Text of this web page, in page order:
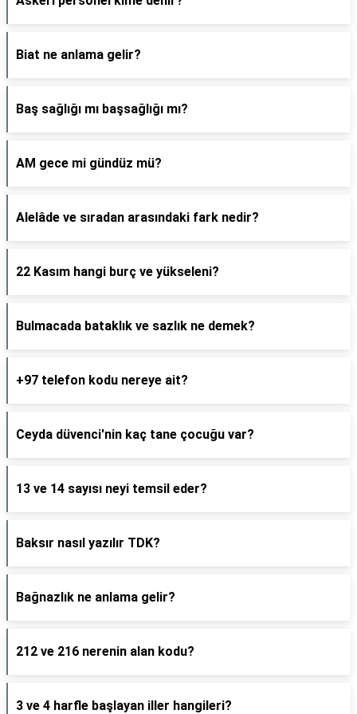
Biat ne anlama gelir?
Baş sağlığı mı başsağlığı mı?
AM gece mi gündüz mü?
Alelâde ve sıradan arasındaki fark nedir?
22 Kasım hangi burç ve yükseleni?
Bulmacada bataklık ve sazlık ne demek?
+97 telefon kodu nereye ait?
Ceyda düvenci'nin kaç tane çocuğu var?
13 ve 14 sayısı neyi temsil eder?
Baksır nasıl yazılır TDK?
Bağnazlık ne anlama gelir?
212 ve 216 nerenin alan kodu?
3 ve 4 harfle başlayan iller hangileri?